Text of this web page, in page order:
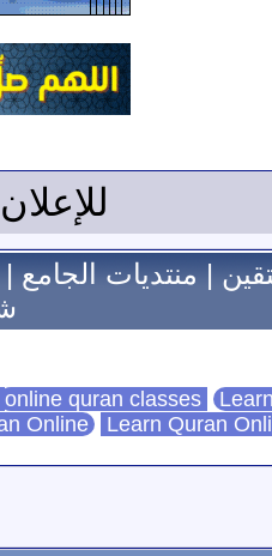
|منتديات الجامع
Online Learn Quran